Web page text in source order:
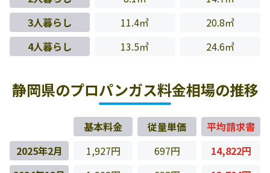
3人暮らし
11.4㎥
20.8㎥
4人暮らし
13.5㎥ 24.6㎥
静岡県のプロパンガス料金相場の推移
基本料金 従量単価
平均請求書
2025年2月
1,927円 697円
14,822円